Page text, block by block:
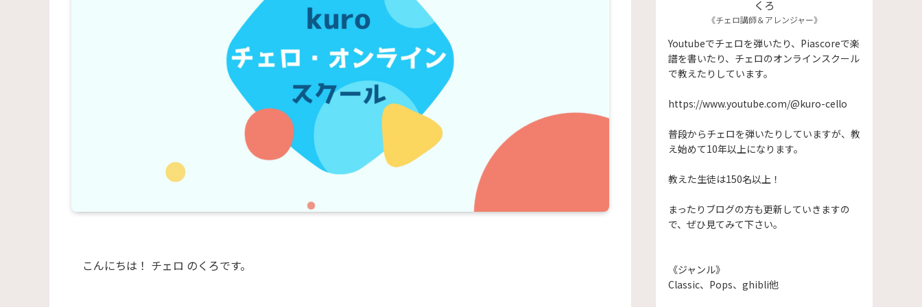
こんにちは！ チェロ のくろです。
くろ
《チェロ講師＆アレンジャー》
Youtubeでチェロを弾いたり、Piascoreで楽
譜を書いたり、チェロのオンラインスクール
で教えたりしています。
https://www.youtube.com/@kuro-cello
普段からチェロを弾いたりしていますが、教
え始めて10年以上になります。
​教えた生徒は150名以上！
まったりブログの方も更新していきますの
で、ぜひ見てみて下さい。
《ジャンル》
Classic、Pops、ghibli他